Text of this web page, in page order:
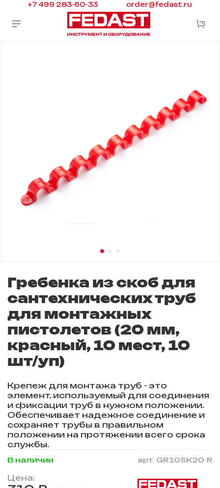
+7 499 283-60-33 order@fedast.ru
арт. GR10SK20-R
В наличии
Гребенка из скоб для
сантехнических труб
для монтажных
пистолетов (20 мм,
красный, 10 мест, 10
шт/уп)
Цена:
Крепеж для монтажа труб - это
элемент, используемый для соединения
и фиксации труб в нужном положении.
Обеспечивает надежное соединение и
сохраняет трубы в правильном
положении на протяжении всего срока
службы.